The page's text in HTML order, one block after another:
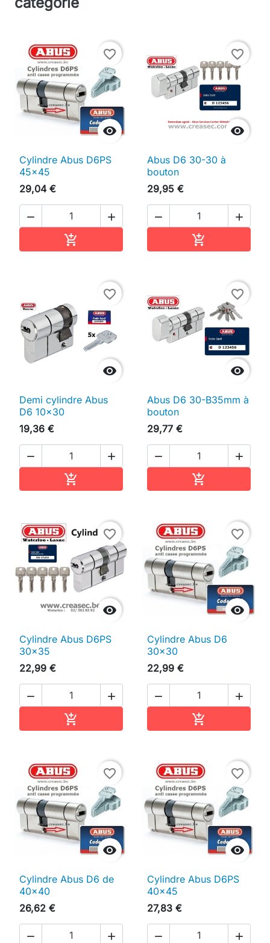

favorite_border
Cylindre Abus D6PS
45x45
29,04 €
 


favorite_border
Abus D6 30-30 à
bouton
29,95 €
 


favorite_border
Demi cylindre Abus
D6 10x30
19,36 €
 


favorite_border
Abus D6 30-B35mm à
bouton
29,77 €
 


favorite_border
Cylindre Abus D6PS
30x35
22,99 €
 


favorite_border
Cylindre Abus D6
30x30
22,99 €
 


favorite_border
Cylindre Abus D6 de
40x40
26,62 €
 

favorite_border
Cylindre Abus D6PS
40x45
27,83 €
 